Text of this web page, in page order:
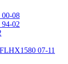
00-08
94-02
07-11